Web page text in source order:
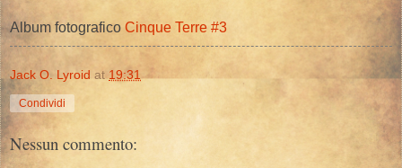
Album fotografico Cinque Terre #3
Jack O. Lyroid at 19:31
Condividi
Nessun commento: